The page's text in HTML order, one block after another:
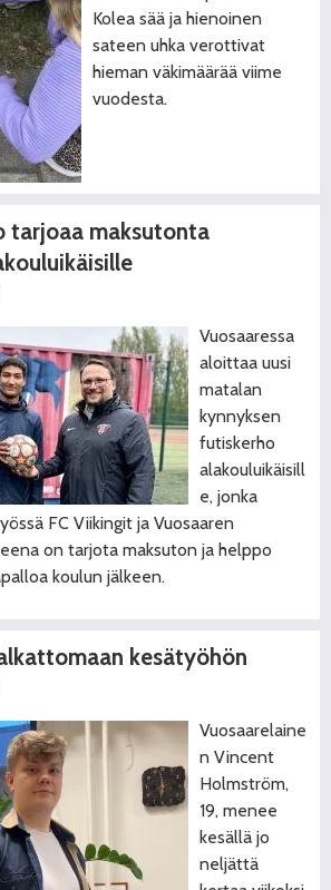
Kolea sää ja hienoinen
sateen uhka verottivat
hieman väkimäärää viime
vuodesta.
tarjoaa maksutonta
Vuosaaressa
aloittaa uusi
matalan
kynnyksen
futiskerho
alakouluikäisill
e, jonka
FC Viikingit ja Vuosaaren
on tarjota maksuton ja helppo
koulun jälkeen.
kesätyöhön
Vuosaarelaine
n Vincent
Holmström,
19, menee
kesällä jo
neljättä